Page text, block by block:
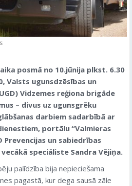
posmā no 10.jūnija plkst. 6.30
Valsts ugunsdzēsības un
Vidzemes reģiona brigāde
– divus uz ugunsgrēku
darbiem sadarbībā ar
portālu “Valmieras
Prevencijas un sabiedrības
speciāliste Sandra Vējiņa.
palīdzība bija nepieciešama
pagastā, kur dega sausā zāle